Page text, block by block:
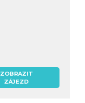
ZOBRAZIT
ZÁJEZD